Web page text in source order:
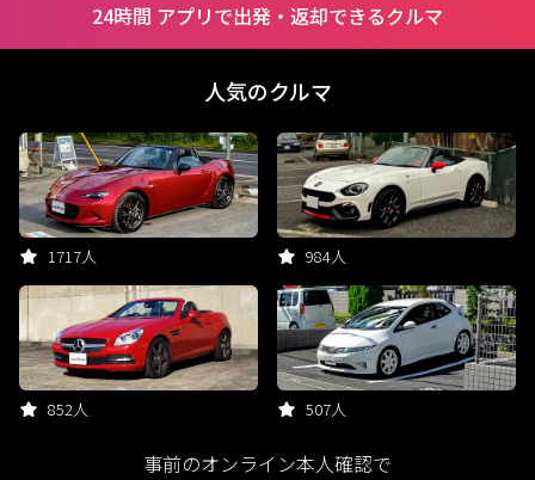
24時間 アプリで出発・返却できるクルマ
人気のクルマ
1717人 984人
852人 507人
事前のオンライン本人確認で